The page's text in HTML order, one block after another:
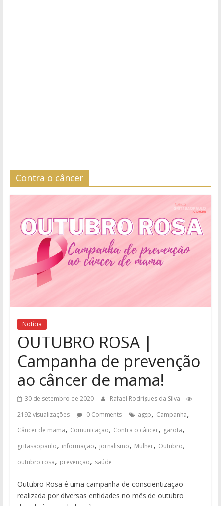
Contra o câncer
Notícia
OUTUBRO ROSA |
Campanha de prevenção
ao câncer de mama!
30 de setembro de 2020
Rafael Rodrigues da Silva
2192 visualizações
0 Comments agsp, Campanha,
Câncer de mama, Comunicação, Contra o câncer, garota,
gritasaopaulo, informaçao, jornalismo, Mulher, Outubro,
outubro rosa, prevenção, saúde
Outubro Rosa é uma campanha de conscientização
realizada por diversas entidades no mês de outubro